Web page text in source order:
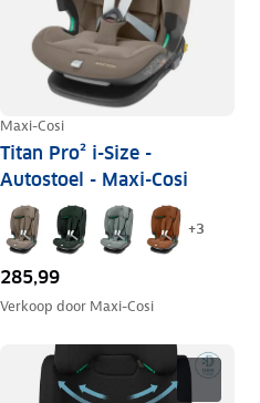
Maxi-Cosi
Titan Pro² i-Size -
Autostoel - Maxi-Cosi
+3
285,99
Verkoop door Maxi-Cosi